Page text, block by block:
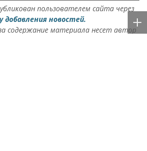
пользователем сайта через
добавления новостей.
содержание материала несет автор